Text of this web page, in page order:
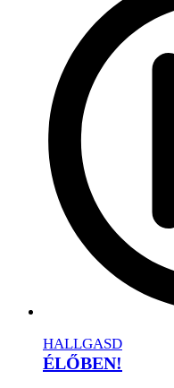
HALLGASD
ÉLŐBEN!